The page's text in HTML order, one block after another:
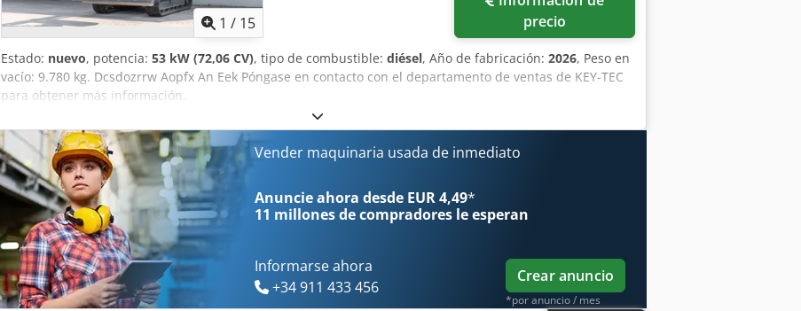
1 / 15
precio
Estado: nuevo, potencia: 53 kW (72,06 CV), tipo de combustible: diésel, Año de fabricación: 2026, Peso en
vacío: 9.780 kg. Dcsdozrrw Aopfx An Eek Póngase en contacto con el departamento de ventas de KEY-TEC
para obtener más información.
Vender maquinaria usada de inmediato
Anuncie ahora desde EUR 4,49*
11 millones de compradores le esperan
Informarse ahora
+34 911 433 456
Crear anuncio
*por anuncio / mes